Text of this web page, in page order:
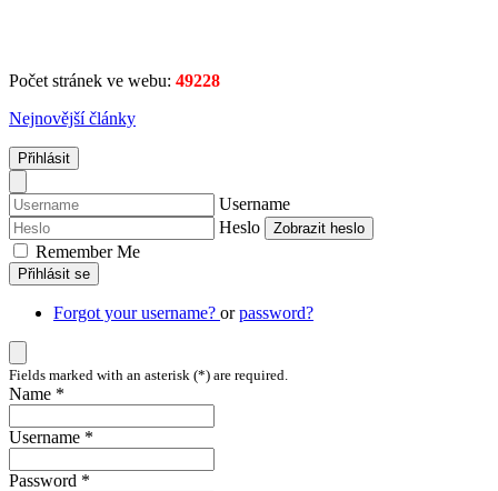
Počet stránek ve webu: 49228
Nejnovější články
Přihlásit
Username
Heslo
Zobrazit heslo
Remember Me
Přihlásit se
Forgot your username? orpassword?
Fields marked with an asterisk (*) are required.
Name *
Username *
Password *